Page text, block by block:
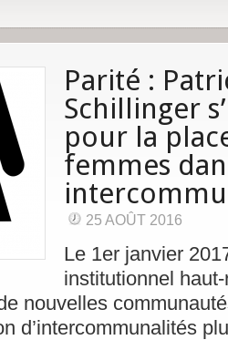
Parité :
Schillinger
pour la
femmes
25 AOÛT 2016
Le 1er janvier
institutionnel
nouvelles
d’intercommunalités